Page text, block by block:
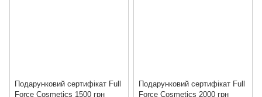
Подарунковий сертифікат Full
Force Cosmetics 1500 грн
Подарунковий сертифікат Full
Force Cosmetics 2000 грн